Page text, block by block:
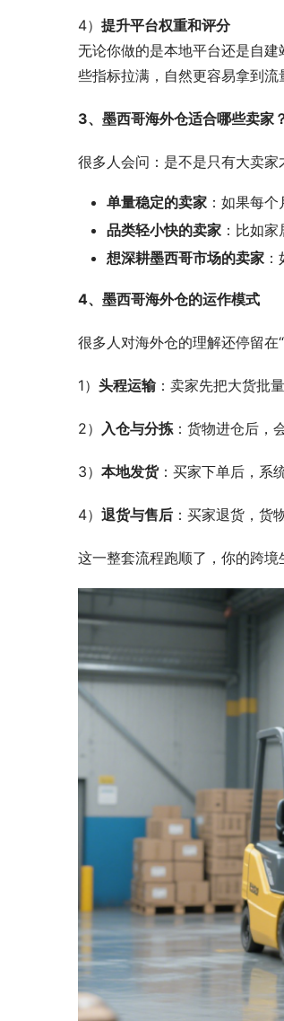
4） 提升平台权重和评分
无论你做的是本地平台还是自
些指标拉满，自然更容易拿到流
3、墨西哥海外仓适合哪些卖家
很多人会问：是不是只有大卖
单量稳定的卖家 ：如果每
品类轻小快的卖家 ：比如
想深耕墨西哥市场的卖家
4、墨西哥海外仓的运作模式
很多人对海外仓的理解还停留在
1） 头程运输：卖家先把大货批
2） 入仓与分拣：货物进仓后，
3） 本地发货：买家下单后，系
4） 退货与售后 ：买家退货，货
这一整套流程跑顺了，你的跨境